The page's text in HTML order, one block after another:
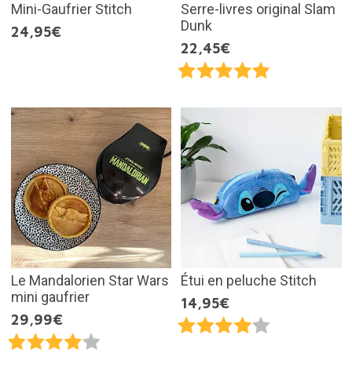
Mini-Gaufrier Stitch
24,95€
Serre-livres original Slam
Dunk
22,45€
Le Mandalorien Star Wars
mini gaufrier
29,99€
Étui en peluche Stitch
14,95€